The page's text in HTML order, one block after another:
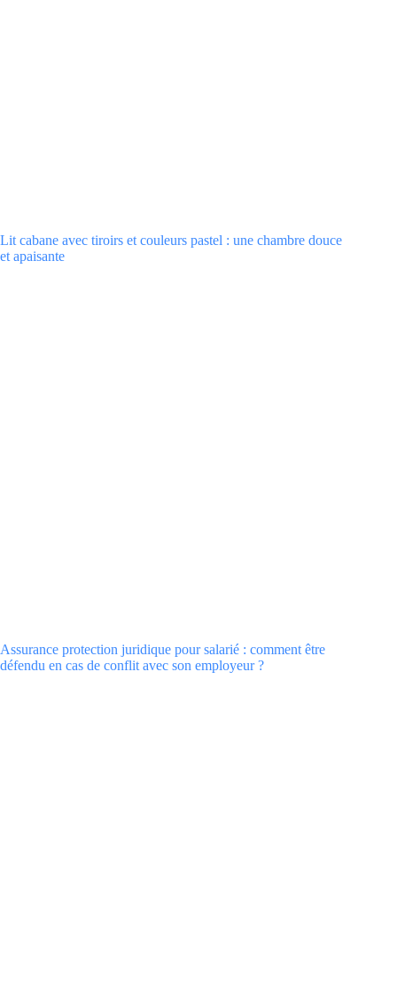
Lit cabane avec tiroirs et couleurs pastel : une chambre douce
et apaisante
Assurance protection juridique pour salarié : comment être
défendu en cas de conflit avec son employeur ?